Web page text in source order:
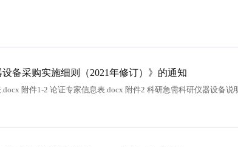
备采购实施细则（2021年修订）》的通知
附件1-2 论证专家信息表.docx 附件2 科研急需科研仪器设备说